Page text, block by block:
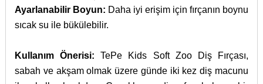
Ayarlanabilir Boyun: Daha iyi erişim için fırçanın boynu
sıcak su ile bükülebilir.
Kullanım Önerisi: TePe Kids Soft Zoo Diş Fırçası,
sabah ve akşam olmak üzere günde iki kez diş macunu